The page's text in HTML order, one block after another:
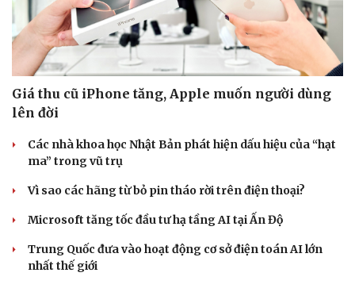
Giá thu cũ iPhone tăng, Apple muốn người dùng
lên đời
Các nhà khoa học Nhật Bản phát hiện dấu hiệu của “hạt
ma” trong vũ trụ
Vì sao các hãng từ bỏ pin tháo rời trên điện thoại?
Microsoft tăng tốc đầu tư hạ tầng AI tại Ấn Độ
Trung Quốc đưa vào hoạt động cơ sở điện toán AI lớn
nhất thế giới